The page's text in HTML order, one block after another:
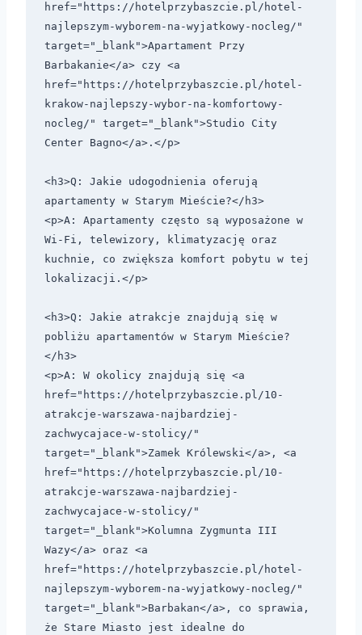
href="https://hotelprzybaszcie.pl/hotel-
najlepszym-wyborem-na-wyjatkowy-nocleg/"
target="_blank">Apartament Przy
Barbakanie</a> czy <a
href="https://hotelprzybaszcie.pl/hotel-
krakow-najlepszy-wybor-na-komfortowy-
nocleg/" target="_blank">Studio City
Center Bagno</a>.</p>
<h3>Q: Jakie udogodnienia oferują
apartamenty w Starym Mieście?</h3>
<p>A: Apartamenty często są wyposażone w
Wi-Fi, telewizory, klimatyzację oraz
kuchnie, co zwiększa komfort pobytu w tej
lokalizacji.</p>
<h3>Q: Jakie atrakcje znajdują się w
pobliżu apartamentów w Starym Mieście?
</h3>
<p>A: W okolicy znajdują się <a
href="https://hotelprzybaszcie.pl/10-
atrakcje-warszawa-najbardziej-
zachwycajace-w-stolicy/"
target="_blank">Zamek Królewski</a>, <a
href="https://hotelprzybaszcie.pl/10-
atrakcje-warszawa-najbardziej-
zachwycajace-w-stolicy/"
target="_blank">Kolumna Zygmunta III
Wazy</a> oraz <a
href="https://hotelprzybaszcie.pl/hotel-
najlepszym-wyborem-na-wyjatkowy-nocleg/"
target="_blank">Barbakan</a>, co sprawia,
że Stare Miasto jest idealne do